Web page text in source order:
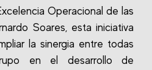
Operacional de las
Soares, esta iniciativa
la sinergia entre todas
en el desarrollo de